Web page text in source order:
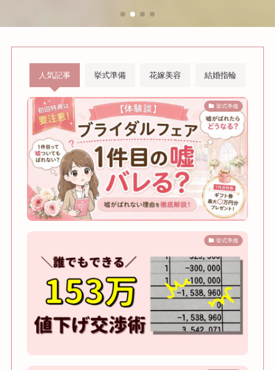
人気記事 挙式準備 花嫁美容 結婚指輪
挙式準備
挙式準備